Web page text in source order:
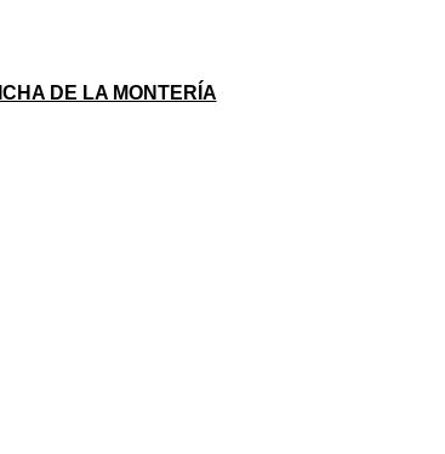
DE LA MONTERÍA